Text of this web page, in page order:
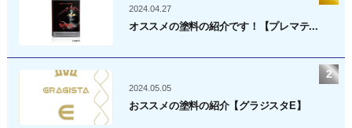
2024.04.27
オススメの塗料の紹介です！【プレマテ...
2024.05.05
おススメの塗料の紹介【グラジスタE】